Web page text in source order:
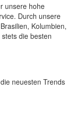
unsere hohe
Durch unsere
Kolumbien,
die besten
neuesten Trends